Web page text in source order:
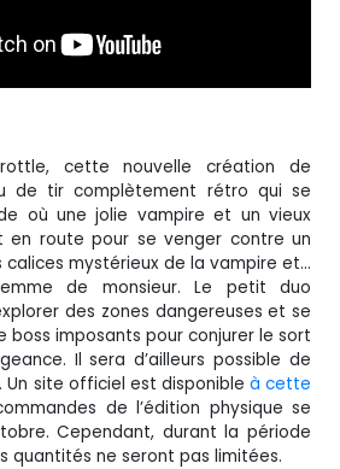
cette nouvelle création de
de tir complètement rétro qui se
où une jolie vampire et un vieux
en route pour se venger contre un
calices mystérieux de la vampire et…
de monsieur. Le petit duo
des zones dangereuses et se
imposants pour conjurer le sort
Il sera d’ailleurs possible de
Un site officiel est disponible à cette
de l’édition physique se
Cependant, durant la période
quantités ne seront pas limitées.